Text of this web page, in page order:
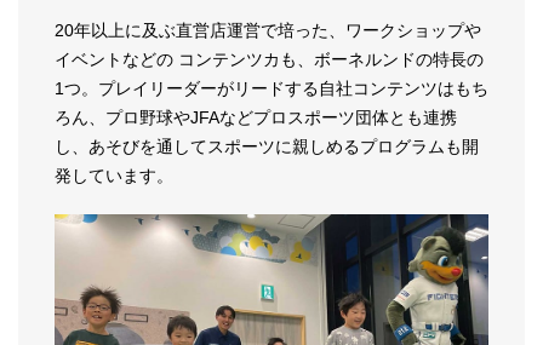
20年以上に及ぶ直営店運営で培った、ワークショップや
イベントなどの コンテンツカも、ボーネルンドの特長の
1つ。プレイリーダーがリードする自社コンテンツはもち
ろん、プロ野球やJFAなどプロスポーツ団体とも連携
し、あそびを通してスポーツに親しめるプログラムも開
発しています。